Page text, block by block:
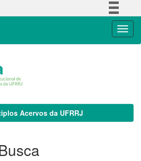
Acervos da UFRRJ